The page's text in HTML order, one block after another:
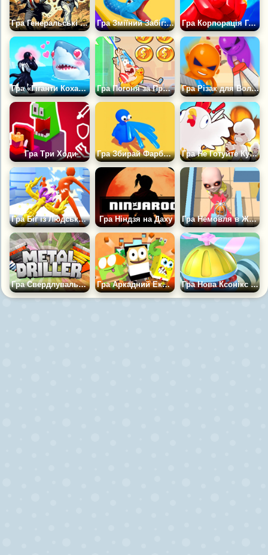
Гра Генеральські Години Гра Зміїний Забіг: Гонка Гра Корпорація Героїв 2
Гра «Гіганти Кохання» Гра Погоня за Прибульцем: Катайся і Лети Гра Різак для Волосся: Поспіх Ножиць
Гра Три Ходи Гра Збирай Фарбу Для Стіка Гра Не Готуйте Курку
Гра Біг із Людським Мечем Гра Ніндзя на Даху Гра Немовля в Жовтому: Хованки
Гра Свердлувальник металу Гра Аркадний Екшен Нікелодеон Гра Нова Ксонікс 3Д